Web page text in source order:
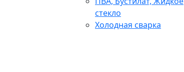
стекло
Холодная сварка